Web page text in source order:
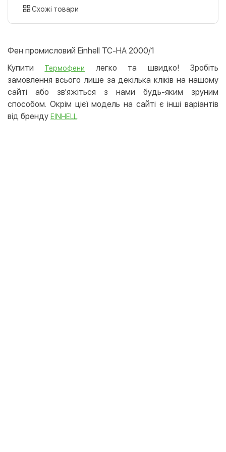
картою
LiqPay
Apple Pay
Google Pay
Безготівковий розрахунок
Оплата на карту юр.особи
Безкоштовно
Схожі товари
Фен промисловий Einhell TC-HA 2000/1
Купити
Термофени
легко та швидко! Зробіть
замовлення всього лише за декілька кліків на нашому
сайті або зв'яжіться з нами будь-яким зруним
способом. Окрім цієї модель на сайті є інші варіантів
від бренду EINHELL.